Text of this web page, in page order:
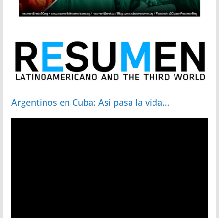
Argentinos en Cuba: Así pasa la vida…